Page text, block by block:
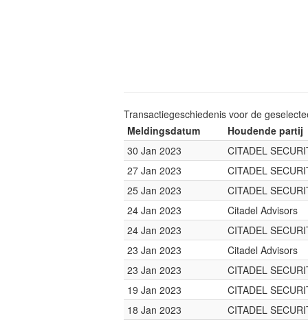
Transactiegeschiedenis voor de
Meldingsdatum
Houdende partij
30 Jan 2023
CITADEL
27 Jan 2023
CITADEL
25 Jan 2023
CITADEL
24 Jan 2023
Citadel Advisors
24 Jan 2023
CITADEL
23 Jan 2023
Citadel Advisors
23 Jan 2023
CITADEL
19 Jan 2023
CITADEL
18 Jan 2023
CITADEL